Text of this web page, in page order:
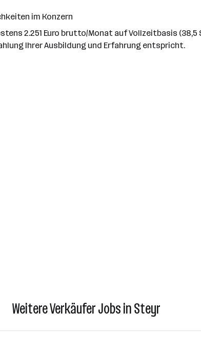
im Konzern
2.251 Euro brutto/Monat auf Vollzeitbasis (38,5
Ihrer Ausbildung und Erfahrung entspricht.
Weitere Verkäufer Jobs in Steyr